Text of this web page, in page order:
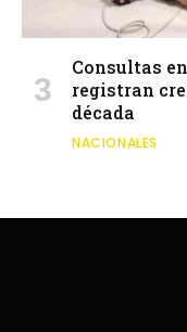
Consultas
registran
década
NACIONALES